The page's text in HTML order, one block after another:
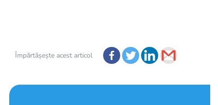
Împărtășește acest articol